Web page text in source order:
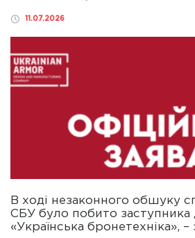
11.07.2026
В ході незаконного обшуку
СБУ було побито
«Українська бронетехніка», –